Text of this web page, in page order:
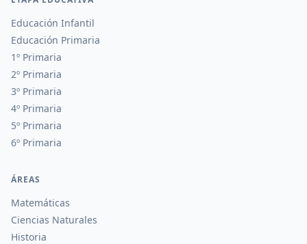
Educación Infantil
Educación Primaria
1º Primaria
2º Primaria
3º Primaria
4º Primaria
5º Primaria
6º Primaria
ÁREAS
Matemáticas
Ciencias Naturales
Historia